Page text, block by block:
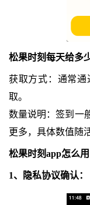
松果时刻每天给多
获取方式：通常
取。
数量说明：签到一
更多，具体数值随
松果时刻app怎么用
1、隐私协议确认：